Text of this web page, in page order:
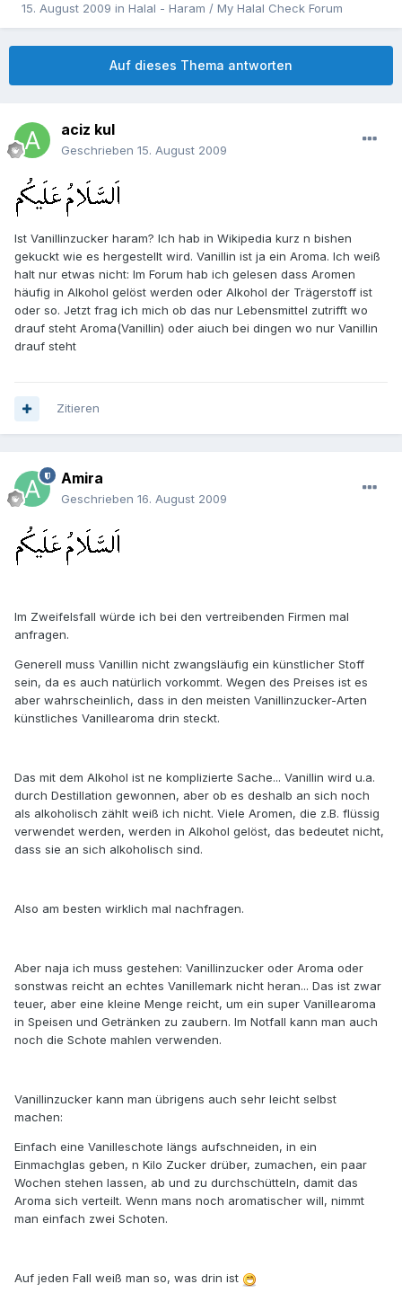
15. August 2009 in Halal - Haram / My Halal Check Forum
Auf dieses Thema antworten
aciz kul
Geschrieben 15. August 2009
Ist Vanillinzucker haram? Ich hab in Wikipedia kurz n bishen
gekuckt wie es hergestellt wird. Vanillin ist ja ein Aroma. Ich weiß
halt nur etwas nicht: Im Forum hab ich gelesen dass Aromen
häufig in Alkohol gelöst werden oder Alkohol der Trägerstoff ist
oder so. Jetzt frag ich mich ob das nur Lebensmittel zutrifft wo
drauf steht Aroma(Vanillin) oder aiuch bei dingen wo nur Vanillin
drauf steht
Zitieren
Amira
Geschrieben 16. August 2009
Im Zweifelsfall würde ich bei den vertreibenden Firmen mal
anfragen.
Generell muss Vanillin nicht zwangsläufig ein künstlicher Stoff
sein, da es auch natürlich vorkommt. Wegen des Preises ist es
aber wahrscheinlich, dass in den meisten Vanillinzucker-Arten
künstliches Vanillearoma drin steckt.
Das mit dem Alkohol ist ne komplizierte Sache... Vanillin wird u.a.
durch Destillation gewonnen, aber ob es deshalb an sich noch
als alkoholisch zählt weiß ich nicht. Viele Aromen, die z.B. flüssig
verwendet werden, werden in Alkohol gelöst, das bedeutet nicht,
dass sie an sich alkoholisch sind.
Also am besten wirklich mal nachfragen.
Aber naja ich muss gestehen: Vanillinzucker oder Aroma oder
sonstwas reicht an echtes Vanillemark nicht heran... Das ist zwar
teuer, aber eine kleine Menge reicht, um ein super Vanillearoma
in Speisen und Getränken zu zaubern. Im Notfall kann man auch
noch die Schote mahlen verwenden.
Vanillinzucker kann man übrigens auch sehr leicht selbst
machen:
Einfach eine Vanilleschote längs aufschneiden, in ein
Einmachglas geben, n Kilo Zucker drüber, zumachen, ein paar
Wochen stehen lassen, ab und zu durchschütteln, damit das
Aroma sich verteilt. Wenn mans noch aromatischer will, nimmt
man einfach zwei Schoten.
Auf jeden Fall weiß man so, was drin ist